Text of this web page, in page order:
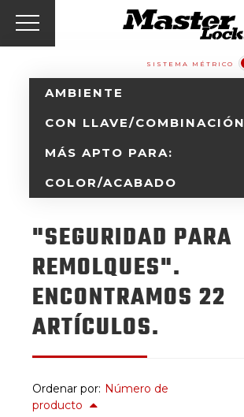
Ir al contenido
SISTEMA MÉTRICO
AMBIENTE
CON LLAVE/COMBINACIÓN
MÁS APTO PARA:
COLOR/ACABADO
"SEGURIDAD PARA
REMOLQUES".
ENCONTRAMOS 22
ARTÍCULOS.
Ordenar por: Número de
producto